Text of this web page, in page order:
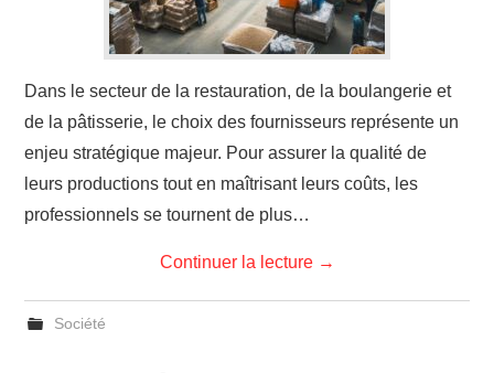
Dans le secteur de la restauration, de la boulangerie et
de la pâtisserie, le choix des fournisseurs représente un
enjeu stratégique majeur. Pour assurer la qualité de
leurs productions tout en maîtrisant leurs coûts, les
professionnels se tournent de plus…
Continuer la lecture →
Société